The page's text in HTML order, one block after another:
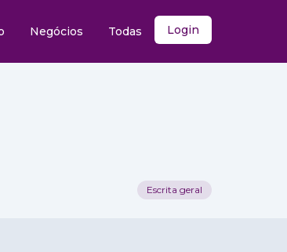
Negócios Todas Login
Escrita geral